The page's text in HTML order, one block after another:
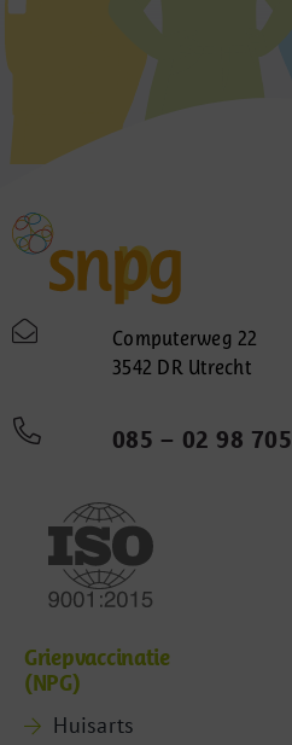
Computerweg 22
3542 DR Utrecht
085 – 02 98 705
Griepvaccinatie
(NPG)
Huisarts